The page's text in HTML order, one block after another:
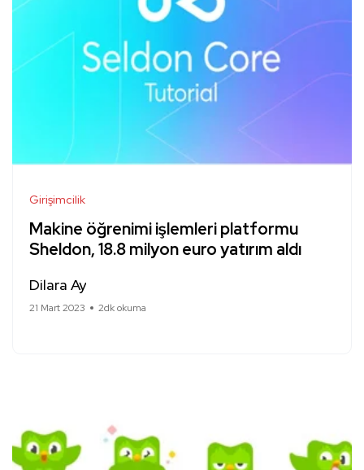
Girişimcilik
Makine öğrenimi işlemleri platformu
Sheldon, 18.8 milyon euro yatırım aldı
Dilara Ay
21 Mart 2023 2dk okuma